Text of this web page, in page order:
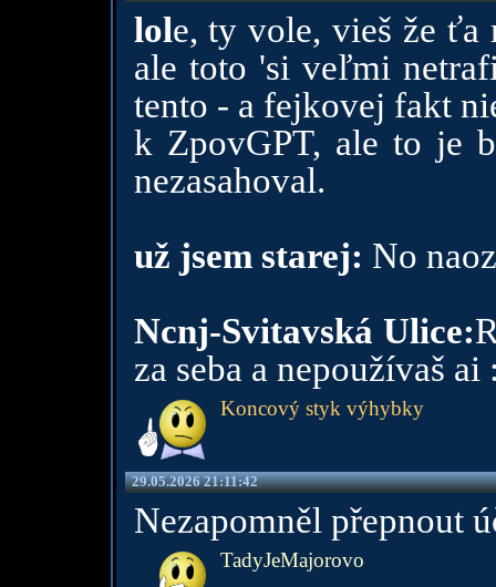
lole, ty vole, vieš že ťa
ale toto 'si veľmi
tento - a fejkovej fakt
k ZpovGPT, ale to je
nezasahoval.
už jsem starej: No
Ncnj-Svitavská Ulice:
za seba a nepoužívaš ai
Koncový styk výhybky
29.05.2026 21:11:42
Nezapomněl přepnout
TadyJeMajorovo